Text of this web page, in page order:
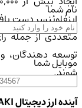
متعددی از جمله
توسعه دهندگان،
شوند.
آینده ارز دیجیتال AKI
نام شما
موبایل شما